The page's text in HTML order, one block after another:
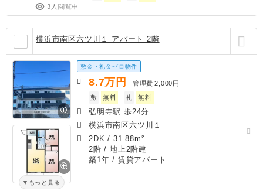
3人閲覧中
横浜市南区六ツ川１ アパート 2階
もっと見る
敷金・礼金ゼロ物件
8.7万円 管理費 2,000円
敷
無料 礼 無料
弘明寺駅 歩24分
横浜市南区六ツ川１
2DK / 31.88m²
2階 / 地上2階建
築1年 / 賃貸アパート